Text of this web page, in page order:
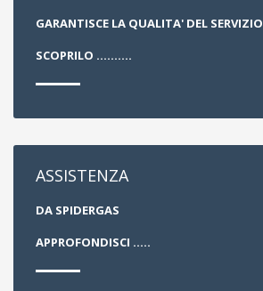
GARANTISCE LA QUALITA' DEL SERVIZIO
SCOPRILO ..........
ASSISTENZA
DA SPIDERGAS
APPROFONDISCI .....